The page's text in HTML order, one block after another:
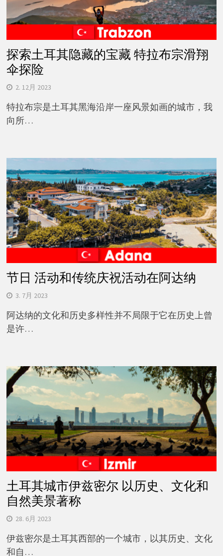
探索土耳其隐藏的宝藏 特拉布宗滑翔
伞探险
2. 12月 2023
特拉布宗是土耳其黑海沿岸一座风景如画的城市，我
向所…
节日 活动和传统庆祝活动在阿达纳
3. 7月 2023
阿达纳的文化和历史多样性并不局限于它在历史上曾
是许…
土耳其城市伊兹密尔 以历史、文化和
自然美景著称
28. 6月 2023
伊兹密尔是土耳其西部的一个城市，以其历史、文化
和自…